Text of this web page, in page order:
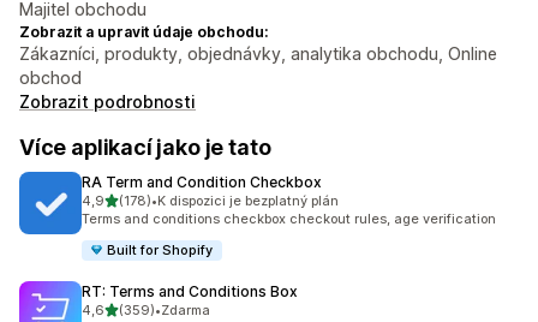
Majitel obchodu
Zobrazit a upravit údaje obchodu:
Zákazníci, produkty, objednávky, analytika obchodu, Online
obchod
Zobrazit podrobnosti
Více aplikací jako je tato
RA Term and Condition Checkbox
4,9z 5 hvězd
(178)
Celkový počet recenzí: 178
•K dispozici je bezplatný plán
Terms and conditions checkbox checkout rules, age verification
Built for Shopify
RT: Terms and Conditions Box
4,6z 5 hvězd
(359)
Celkový počet recenzí: 359
•Zdarma